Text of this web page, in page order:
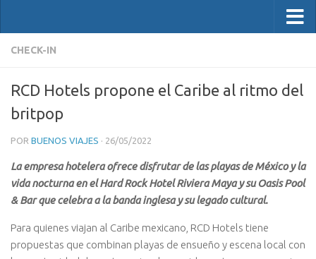
CHECK-IN
RCD Hotels propone el Caribe al ritmo del
britpop
POR BUENOS VIAJES · 26/05/2022
La empresa hotelera ofrece disfrutar de las playas de México y la
vida nocturna en el Hard Rock Hotel Riviera Maya y su Oasis Pool
& Bar que celebra a la banda inglesa y su legado cultural.
Para quienes viajan al Caribe mexicano, RCD Hotels tiene
propuestas que combinan playas de ensueño y escena local con